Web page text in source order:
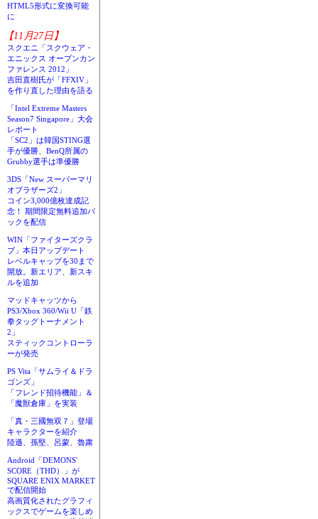
HTML5形式に変換可能
に
【11月27日】
スクエニ「スクウェア・
エニックス オープンカン
ファレンス 2012」
吉田直樹氏が「FFXIV」
を作り直した理由を語る
「Intel Extreme Masters
Season7 Singapore」大会
レポート
「SC2」は韓国STING選
手が優勝、BenQ所属の
Grubby選手は準優勝
3DS「New スーパーマリ
オブラザーズ2」
コイン3,000億枚達成記
念！ 期間限定無料追加パ
ックを配信
WIN「ファイターズクラ
ブ」本日アップデート
レベルキャップを30まで
開放。新エリア、新スキ
ルを追加
マッドキャッツから
PS3/Xbox 360/Wii U「鉄
拳タッグトーナメント
2」
スティックコントローラ
ーが発売
PS Vita「サムライ＆ドラ
ゴンズ」
「フレンド招待機能」＆
「魔獣倉庫」を実装
「真・三國無双７」登場
キャラクターを紹介
陸遜、孫堅、呂蒙、魯粛
Android「DEMONS'
SCORE（THD）」が
SQUARE ENIX MARKET
で配信開始
高画質化されたグラフィ
ックスでゲームを楽しめ